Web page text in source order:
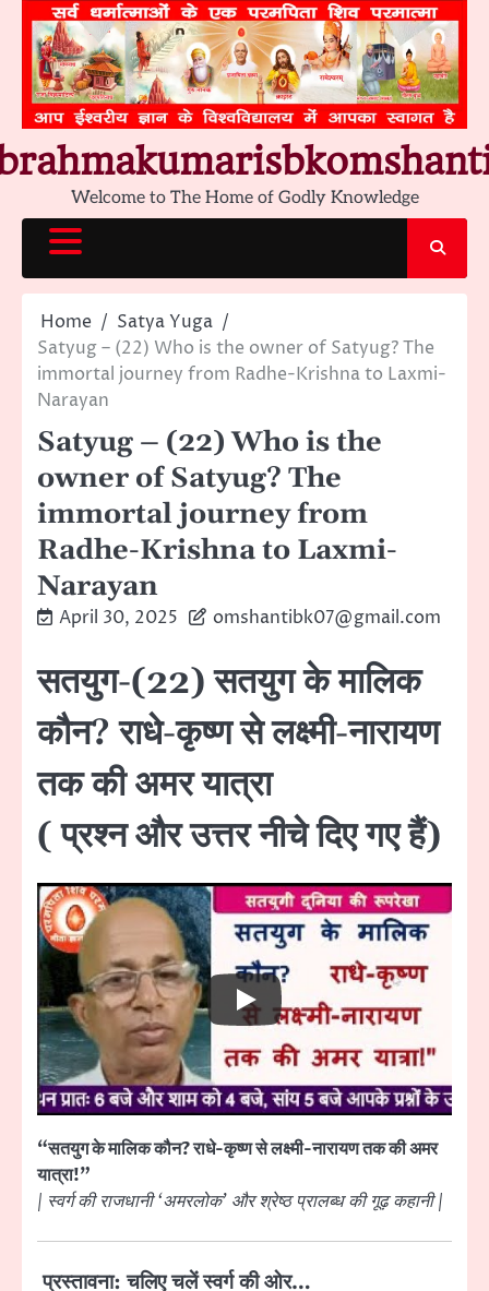
content
Welcome to The Home of Godly Knowledge
Home
Satya Yuga
Satyug – (22) Who is the owner of Satyug? The
immortal journey from Radhe-Krishna to Laxmi-
Narayan
Satyug – (22) Who is the
owner of Satyug? The
immortal journey from
Radhe-Krishna to Laxmi-
Narayan
April 30, 2025 omshantibk07@gmail.com
सतयुग-(22) सतयुग के मालिक
कौन? राधे-कृष्ण से लक्ष्मी-नारायण
तक की अमर यात्रा
( प्रश्न और उत्तर नीचे दिए गए हैं)
“सतयुग के मालिक कौन? राधे-कृष्ण से लक्ष्मी-नारायण तक की अमर
यात्रा!”
| स्वर्ग की राजधानी ‘अमरलोक’ और श्रेष्ठ प्रालब्ध की गूढ़ कहानी |
प्रस्तावना: चलिए चलें स्वर्ग की ओर…